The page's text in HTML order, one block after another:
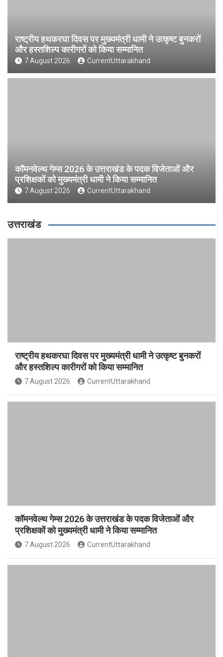
राष्ट्रीय हथकरघा दिवस पर मुख्यमंत्री धामी ने उत्कृष्ट बुनकरों
और हस्तशिल्प कारीगरों को किया सम्मानित
7 August 2026 CurrentUttarakhand
कॉमनवेल्थ गेम्स 2026 के उत्तराखंड के पदक विजेताओं और
प्रशिक्षकों को मुख्यमंत्री धामी ने किया सम्मानित
7 August 2026 CurrentUttarakhand
उत्तराखंड
राष्ट्रीय हथकरघा दिवस पर मुख्यमंत्री धामी ने उत्कृष्ट बुनकरों
और हस्तशिल्प कारीगरों को किया सम्मानित
7 August 2026 CurrentUttarakhand
कॉमनवेल्थ गेम्स 2026 के उत्तराखंड के पदक विजेताओं और
प्रशिक्षकों को मुख्यमंत्री धामी ने किया सम्मानित
7 August 2026 CurrentUttarakhand